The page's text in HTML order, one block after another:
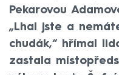
Pekarovou
„Lhal jste a
chudák,“ hřímal
zastala